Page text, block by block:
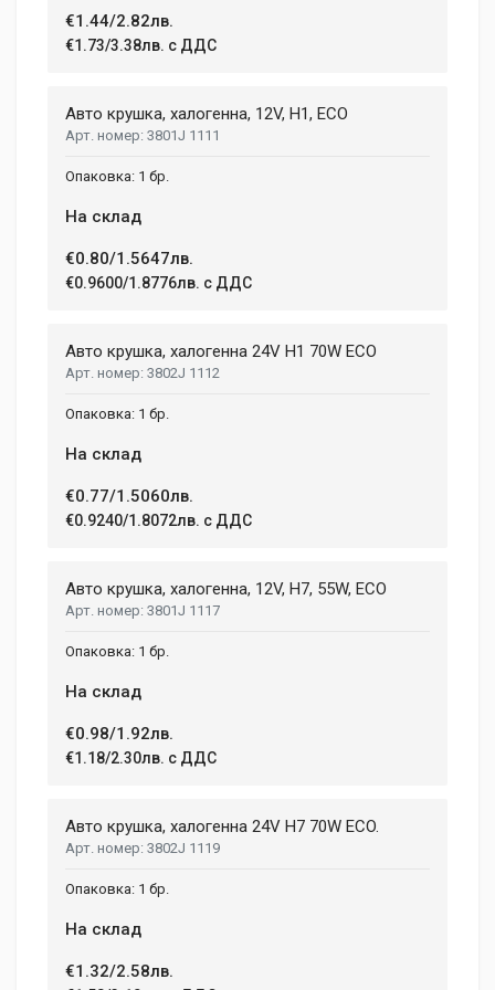
99 mm
207 mm
Duis ac lectus scelerisque quam blandit egestas. Pellentesque
hendrerit eros laoreet suscipit ultrices.
Review Stars
Your Review
Post Your Review
€1.44/2.82лв.
€1.73/3.38лв. с ДДС
Авто крушка, халогенна, 12V, H1, ECO
3801J 1111
1 бр.
На склад
€0.80/1.5647лв.
€0.9600/1.8776лв. с ДДС
Авто крушка, халогенна 24V H1 70W ECO
3802J 1112
1 бр.
На склад
€0.77/1.5060лв.
€0.9240/1.8072лв. с ДДС
Авто крушка, халогенна, 12V, H7, 55W, ECO
3801J 1117
1 бр.
На склад
€0.98/1.92лв.
€1.18/2.30лв. с ДДС
Авто крушка, халогенна 24V H7 70W ECO.
3802J 1119
1 бр.
На склад
€1.32/2.58лв.